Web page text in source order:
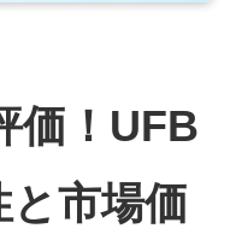
価！UFB
市場価